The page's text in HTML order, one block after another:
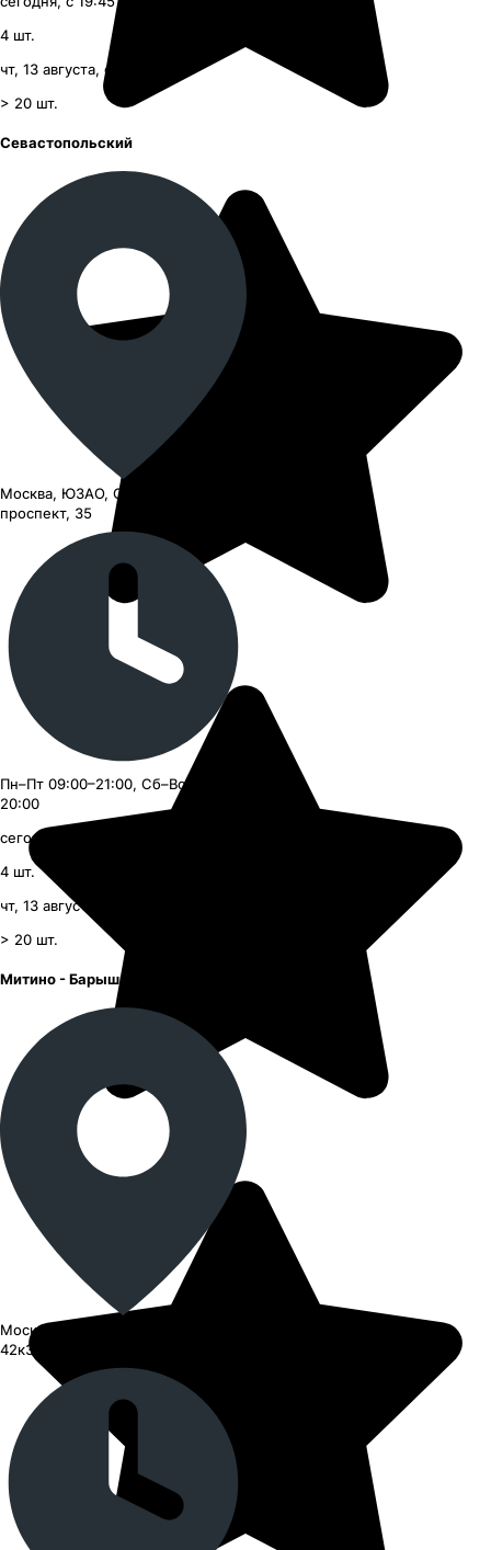
4 шт.
чт, 13 августа, с 09:00
> 20 шт.
Севастопольский
Москва, ЮЗАО, Севастопольский
проспект, 35
Пн–Пт 09:00–21:00, Сб–Вс 09:00–
20:00
сегодня, с 19:45
4 шт.
чт, 13 августа, с 09:00
> 20 шт.
Митино - Барышиха
Москва, СЗАО, улица Барышиха,
42к3